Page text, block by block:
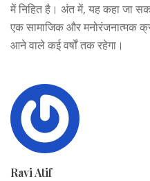
में निहित है। अंत में, यह कहा जा
एक सामाजिक और मनोरंजनात्मक
आने वाले कई वर्षों तक रहेगा।
Ravi Atif